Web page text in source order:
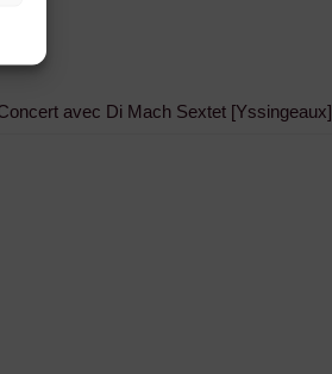
avec Di Mach Sextet [Yssingeaux]